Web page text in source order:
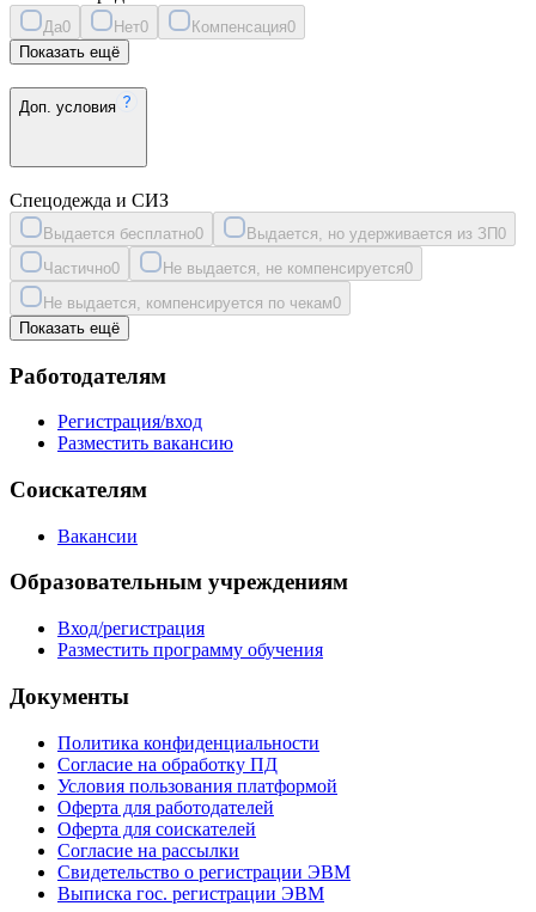
Да0 Нет0 Компенсация0
Показать ещё
Доп. условия
Спецодежда и СИЗ
Выдается бесплатно0 Выдается, но удерживается из ЗП0
Частично0 Не выдается, не компенсируется0
Не выдается, компенсируется по чекам0
Показать ещё
Работодателям
Регистрация/вход
Разместить вакансию
Соискателям
Вакансии
Образовательным учреждениям
Вход/регистрация
Разместить программу обучения
Документы
Политика конфиденциальности
Согласие на обработку ПД
Условия пользования платформой
Оферта для работодателей
Оферта для соискателей
Согласие на рассылки
Свидетельство о регистрации ЭВМ
Выписка гос. регистрации ЭВМ